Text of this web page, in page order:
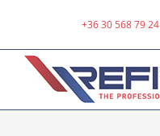
+36 30 568 79 24